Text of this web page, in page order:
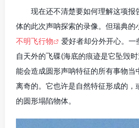
现在还不清楚要如何理解这项报
体的此次声呐探索的录像。但瑞典的
不明飞行物
爱好者却分外开心。
自天外的飞碟(海底的痕迹是它坠毁
能会造成圆形声呐特征的所有事物当
离奇的。它也许是自然特征形成的，
的圆形塌陷物体。